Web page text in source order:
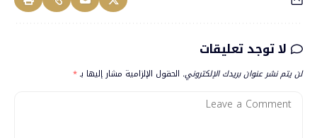
لا توجد تعليقات
لن يتم نشر عنوان بريدك الإلكتروني. الحقول الإلزامية مشار إليها بـ*